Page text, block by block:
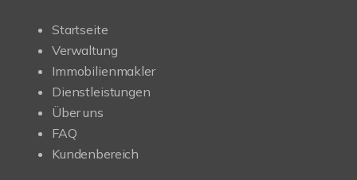
Startseite
Verwaltung
Immobilienmakler
Dienstleistungen
Über uns
FAQ
Kundenbereich